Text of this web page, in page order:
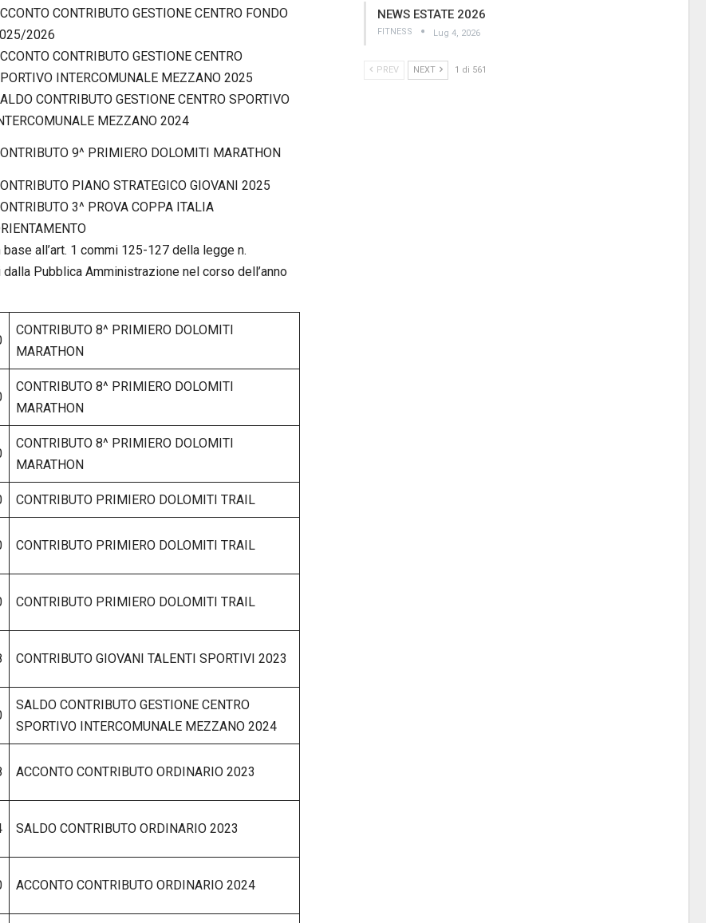
CONTRIBUTO GESTIONE CENTRO FONDO
2026
CONTRIBUTO GESTIONE CENTRO
INTERCOMUNALE MEZZANO 2025
CONTRIBUTO GESTIONE CENTRO SPORTIVO
MEZZANO 2024
9^ PRIMIERO DOLOMITI MARATHON
PIANO STRATEGICO GIOVANI 2025
3^ PROVA COPPA ITALIA
all’art. 1 commi 125-127 della legge n.
Pubblica Amministrazione nel corso dell’anno
CONTRIBUTO 8^ PRIMIERO DOLOMITI
MARATHON
CONTRIBUTO 8^ PRIMIERO DOLOMITI
MARATHON
CONTRIBUTO 8^ PRIMIERO DOLOMITI
MARATHON
CONTRIBUTO PRIMIERO DOLOMITI TRAIL
CONTRIBUTO PRIMIERO DOLOMITI TRAIL
CONTRIBUTO PRIMIERO DOLOMITI TRAIL
CONTRIBUTO GIOVANI TALENTI SPORTIVI 2023
SALDO CONTRIBUTO GESTIONE CENTRO
SPORTIVO INTERCOMUNALE MEZZANO 2024
ACCONTO CONTRIBUTO ORDINARIO 2023
SALDO CONTRIBUTO ORDINARIO 2023
ACCONTO CONTRIBUTO ORDINARIO 2024
NEWS ESTATE 2026
FITNESS Lug 4, 2026
PREV NEXT 1 di 561